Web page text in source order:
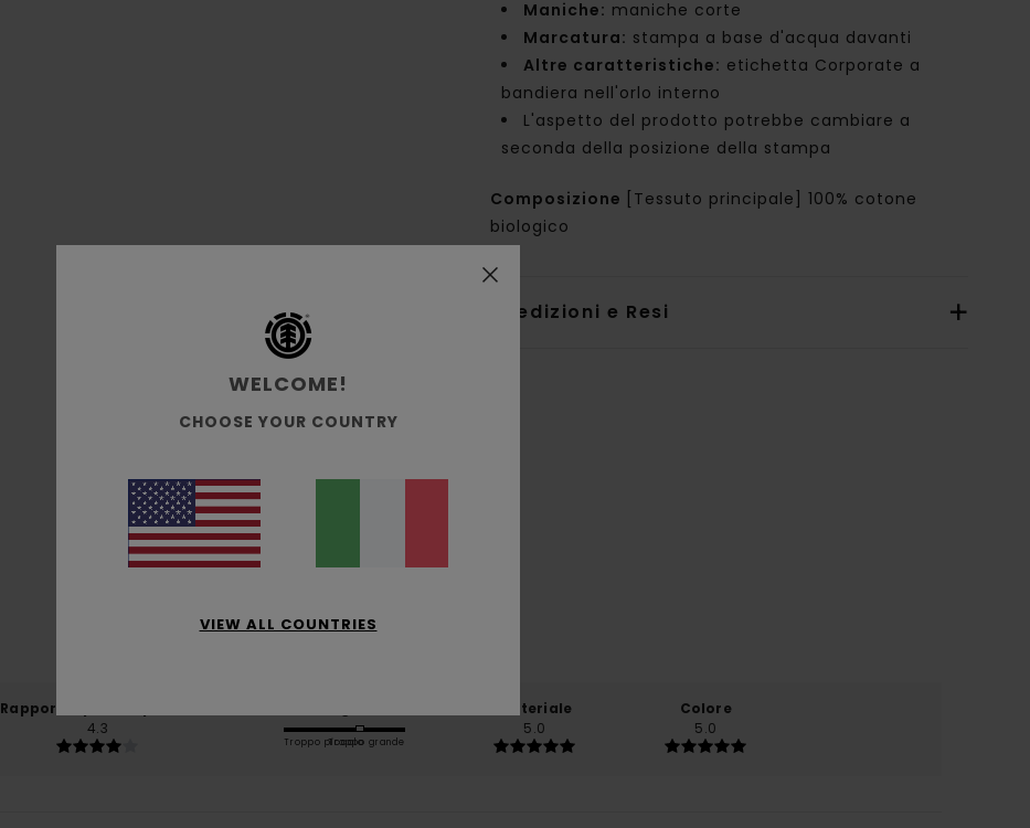
Maniche: maniche corte
Marcatura: stampa a base d'acqua davanti
Altre caratteristiche: etichetta Corporate a
bandiera nell'orlo interno
L'aspetto del prodotto potrebbe cambiare a
seconda della posizione della stampa
Composizione
[Tessuto principale] 100% cotone
biologico
Spedizioni e Resi
Punteggio medio
5.0/5
4 recensioni verificatedal dicembre 2025
Rapporto qualità-prezzo
4.3
Troppo piccoloTroppo grande
Materiale
5.0
Colore
5.0
WELCOME!
CHOOSE YOUR COUNTRY
VIEW ALL COUNTRIES